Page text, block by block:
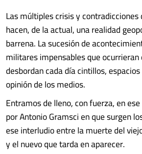
Las múltiples crisis y
hacen, de la actual, una realidad
barrena. La sucesión de
militares impensables que ocurrieran
desbordan cada día cintillos,
opinión de los medios.
Entramos de lleno, con fuerza, en
por Antonio Gramsci en que surgen
ese interludio entre la muerte del
y el nuevo que tarda en aparecer.